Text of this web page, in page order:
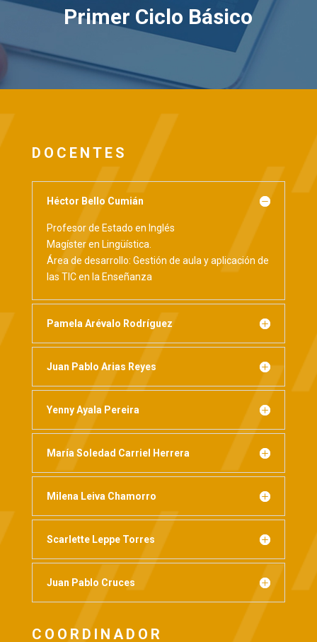
Primer Ciclo Básico
DOCENTES
Héctor Bello Cumián
Profesor de Estado en Inglés
Magíster en Lingüística.
Área de desarrollo: Gestión de aula y aplicación de
las TIC en la Enseñanza
Pamela Arévalo Rodríguez
Juan Pablo Arias Reyes
Yenny Ayala Pereira
María Soledad Carriel Herrera
Milena Leiva Chamorro
Scarlette Leppe Torres
Juan Pablo Cruces
COORDINADOR